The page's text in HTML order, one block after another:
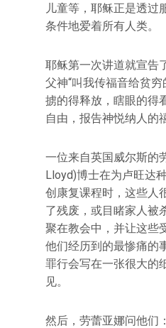
儿童等，耶稣正是透过
条件地爱着所有人类。
耶稣第一次讲道就宣告
父神“叫我传福音给贫
掳的得释放，瞎眼的得
自由，报告神悦纳人的
一位来自英国威尔斯的
Lloyd)博士在为卢旺达
创康复课程时，这些人
了残废，或目睹家人被
聚在教会中，并让这些
他们经历到的最惨痛的
罪行会写在一张很大的
见。
然后，劳蕾亚娜问他们